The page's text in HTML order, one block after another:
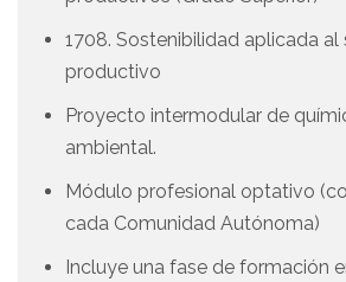
1708. Sostenibilidad aplicada al
productivo
Proyecto intermodular de
ambiental.
Módulo profesional optativo
cada Comunidad Autónoma)
Incluye una fase de formación